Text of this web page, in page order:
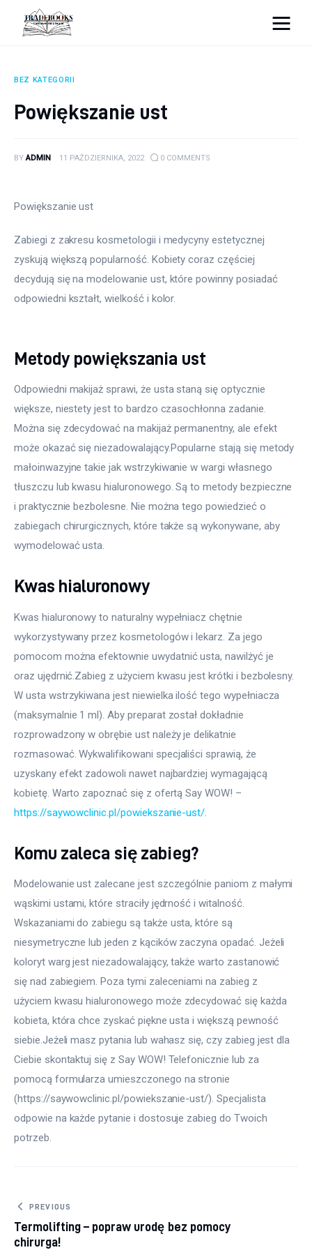
tradebooks.pl
Dom
Pozostałe
Zdrowie
BEZ KATEGORII
Powiększanie ust
BY ADMIN 11 PAŹDZIERNIKA, 2022 0 COMMENTS
Powiększanie ust
Zabiegi z zakresu kosmetologii i medycyny estetycznej
zyskują większą popularność. Kobiety coraz częściej
decydują się na modelowanie ust, które powinny posiadać
odpowiedni kształt, wielkość i kolor.
Metody powiększania ust
Odpowiedni makijaż sprawi, że usta staną się optycznie
większe, niestety jest to bardzo czasochłonna zadanie.
Można się zdecydować na makijaż permanentny, ale efekt
może okazać się niezadowalający.Popularne stają się metody
małoinwazyjne takie jak wstrzykiwanie w wargi własnego
tłuszczu lub kwasu hialuronowego. Są to metody bezpieczne
i praktycznie bezbolesne. Nie można tego powiedzieć o
zabiegach chirurgicznych, które także są wykonywane, aby
wymodelować usta.
Kwas hialuronowy
Kwas hialuronowy to naturalny wypełniacz chętnie
wykorzystywany przez kosmetologów i lekarz. Za jego
pomocom można efektownie uwydatnić usta, nawilżyć je
oraz ujędrnić.Zabieg z użyciem kwasu jest krótki i bezbolesny.
W usta wstrzykiwana jest niewielka ilość tego wypełniacza
(maksymalnie 1 ml). Aby preparat został dokładnie
rozprowadzony w obrębie ust należy je delikatnie
rozmasować. Wykwalifikowani specjaliści sprawią, że
uzyskany efekt zadowoli nawet najbardziej wymagającą
kobietę. Warto zapoznać się z ofertą Say WOW! –
https://saywowclinic.pl/powiekszanie-ust/.
Komu zaleca się zabieg?
Modelowanie ust zalecane jest szczególnie paniom z małymi
wąskimi ustami, które straciły jędrność i witalność.
Wskazaniami do zabiegu są także usta, które są
niesymetryczne lub jeden z kącików zaczyna opadać. Jeżeli
koloryt warg jest niezadowalający, także warto zastanowić
się nad zabiegiem. Poza tymi zaleceniami na zabieg z
użyciem kwasu hialuronowego może zdecydować się każda
kobieta, która chce zyskać piękne usta i większą pewność
siebie.Jeżeli masz pytania lub wahasz się, czy zabieg jest dla
Ciebie skontaktuj się z Say WOW! Telefonicznie lub za
pomocą formularza umieszczonego na stronie
(https://saywowclinic.pl/powiekszanie-ust/). Specjalista
odpowie na każde pytanie i dostosuje zabieg do Twoich
potrzeb.
Nawigacja wpisu
PREVIOUS
Termolifting – popraw urodę bez pomocy
chirurga!